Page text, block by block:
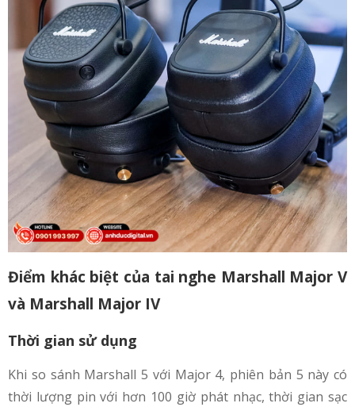
Điểm khác biệt của tai nghe Marshall Major V
và Marshall Major IV
Thời gian sử dụng
Khi so sánh Marshall 5 với Major 4, phiên bản 5 này có
thời lượng pin với hơn 100 giờ phát nhạc, thời gian sạc